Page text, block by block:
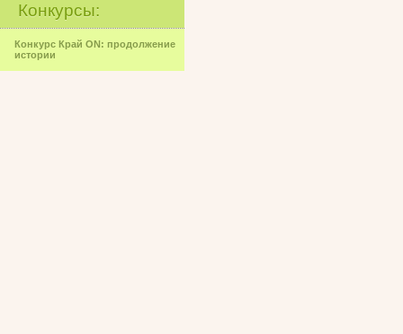
Конкурсы:
Конкурс Край ON: продолжение
истории